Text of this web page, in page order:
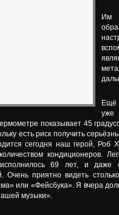
Им
Ещё
уже
показывает 45
есть риск получить
сегодня наш герой, Роб
кондиционеров.
69 лет, и даже
Очень приятно видеть
или «Фейсбука». Я вчера
музыки».